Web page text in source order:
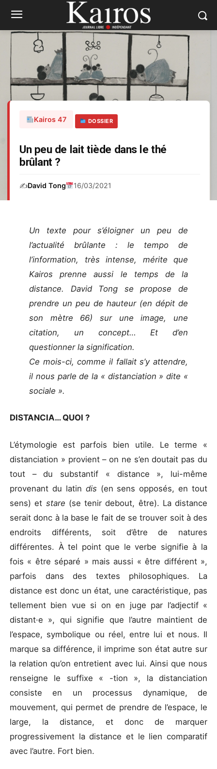
Kairos 47 DOSSIER
Un peu de lait tiède dans le thé
brûlant ?
✍️David Tong 16/03/2021
Un texte pour s’éloigner un peu de
l’actualité brûlante : le tempo de
l’information, très intense, mérite que
Kairos prenne aussi le temps de la
distance. David Tong se propose de
prendre un peu de hauteur (en dépit de
son mètre 66) sur une image, une
citation, un concept… Et d’en
questionner la signification.
Ce mois-ci, comme il fallait s’y attendre,
il nous parle de la « distanciation » dite «
sociale ».
DISTANCIA… QUOI ?
L’étymologie est parfois bien utile. Le terme «
distanciation » provient – on ne s’en doutait pas du
tout – du substantif « distance », lui-même
provenant du latin dis (en sens opposés, en tout
sens) et stare (se tenir debout, être). La distance
serait donc à la base le fait de se trouver soit à des
endroits différents, soit d’être de natures
différentes. À tel point que le verbe signifie à la
fois « être séparé » mais aussi « être différent »,
parfois dans des textes philosophiques. La
distance est donc un état, une caractéristique, pas
tellement bien vue si on en juge par l’adjectif «
distant·e », qui signifie que l’autre maintient de
l’espace, symbolique ou réel, entre lui et nous. Il
marque sa différence, il imprime son état autre sur
la relation qu’on entretient avec lui. Ainsi que nous
renseigne le suffixe « -tion », la distanciation
consiste en un processus dynamique, de
mouvement, qui permet de prendre de l’espace, le
large, la distance, et donc de marquer
progressivement la distance et le lien comparatif
avec l’autre. Fort bien.